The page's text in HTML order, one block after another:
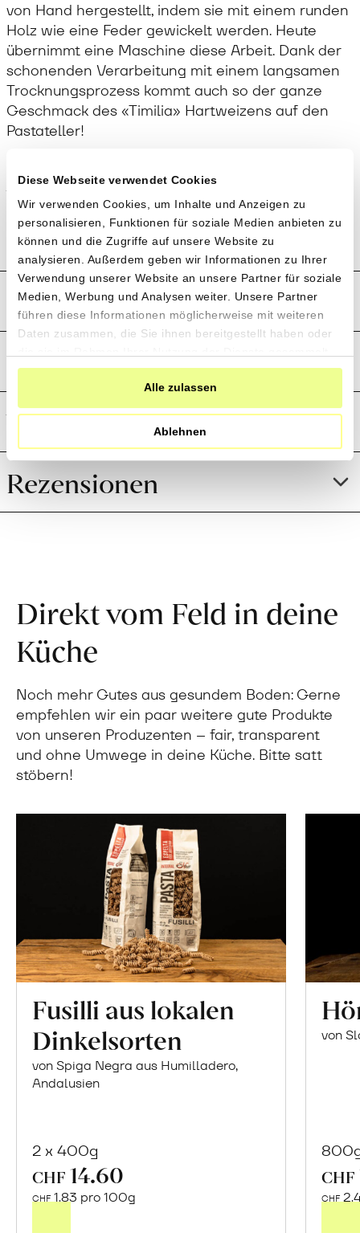
Diese Webseite verwendet Cookies
Wir verwenden Cookies, um Inhalte und Anzeigen zu
personalisieren, Funktionen für soziale Medien anbieten zu
können und die Zugriffe auf unsere Website zu
analysieren. Außerdem geben wir Informationen zu Ihrer
Verwendung unserer Website an unsere Partner für soziale
Medien, Werbung und Analysen weiter. Unsere Partner
führen diese Informationen möglicherweise mit weiteren
Daten zusammen, die Sie ihnen bereitgestellt haben oder
haben.
Alle zulassen
Ablehnen
von Hand hergestellt, indem sie mit einem runden
Holz wie eine Feder gewickelt werden. Heute
übernimmt eine Maschine diese Arbeit. Dank der
schonenden Verarbeitung mit einem langsamen
Trocknungsprozess kommt auch so der ganze
Geschmack des «Timilia» Hartweizens auf den
Pastateller!
Anwendung
Kochzeit 8 Minuten
Produktion und Anbau
Preistransparenz
Weitere Informationen
Rezensionen
Direkt vom Feld in deine
Küche
Noch mehr Gutes aus gesundem Boden: Gerne
empfehlen wir ein paar weitere gute Produkte
von unseren Produzenten – fair, transparent
und ohne Umwege in deine Küche. Bitte satt
stöbern!
Fusilli aus lokalen
Dinkelsorten
von Spiga Negra aus Humilladero,
Andalusien
2 x 400g
CHF 14.60
CHF1.83 pro 100g
von
CHF
CHF